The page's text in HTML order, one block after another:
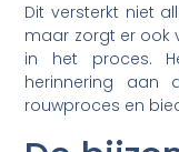
Dit versterkt niet
maar zorgt er ook
in het proces.
herinnering aan
rouwproces en